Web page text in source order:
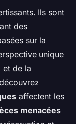
Ils sont
des
sur la
unique
et de la
affectent les
menacées